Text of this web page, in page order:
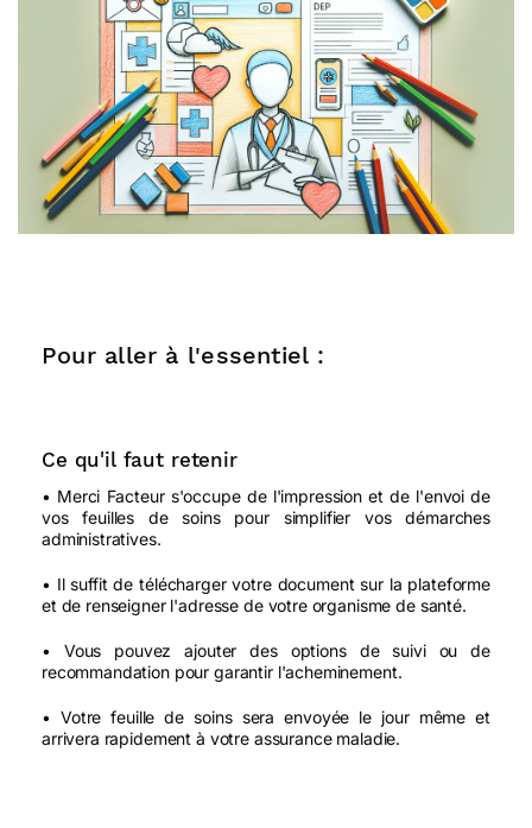
Pour aller à l'essentiel :
Ce qu'il faut retenir
• Merci Facteur s'occupe de l'impression et de l'envoi de
vos feuilles de soins pour simplifier vos démarches
administratives.
• Il suffit de télécharger votre document sur la plateforme
et de renseigner l'adresse de votre organisme de santé.
• Vous pouvez ajouter des options de suivi ou de
recommandation pour garantir l'acheminement.
• Votre feuille de soins sera envoyée le jour même et
arrivera rapidement à votre assurance maladie.